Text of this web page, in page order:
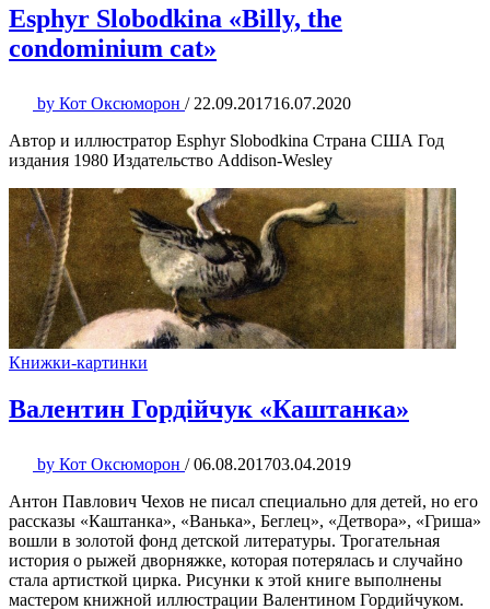
Esphyr Slobodkina «Billy, the
condominium cat»
by Кот Оксюморон / 22.09.201716.07.2020
Автор и иллюстратор Esphyr Slobodkina Страна США Год
издания 1980 Издательство Addison-Wesley
Книжки-картинки
Валентин Гордійчук «Каштанка»
by Кот Оксюморон / 06.08.201703.04.2019
Антон Павлович Чехов не писал специально для детей, но его
рассказы «Каштанка», «Ванька», Беглец», «Детвора», «Гриша»
вошли в золотой фонд детской литературы. Трогательная
история о рыжей дворняжке, которая потерялась и случайно
стала артисткой цирка. Рисунки к этой книге выполнены
мастером книжной иллюстрации Валентином Гордийчуком.